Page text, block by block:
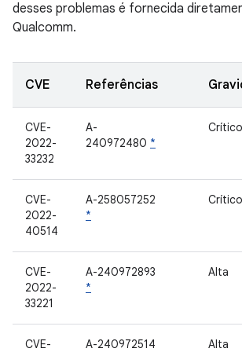
desses problemas é fornecida
Qualcomm.
CVE Referências
CVE-
2022-
33232
A-
240972480 *
Crítico
CVE-
2022-
40514
A-258057252
*
Crítico
CVE-
2022-
33221
A-240972893
*
Alta
CVE-
A-240972514
Alta